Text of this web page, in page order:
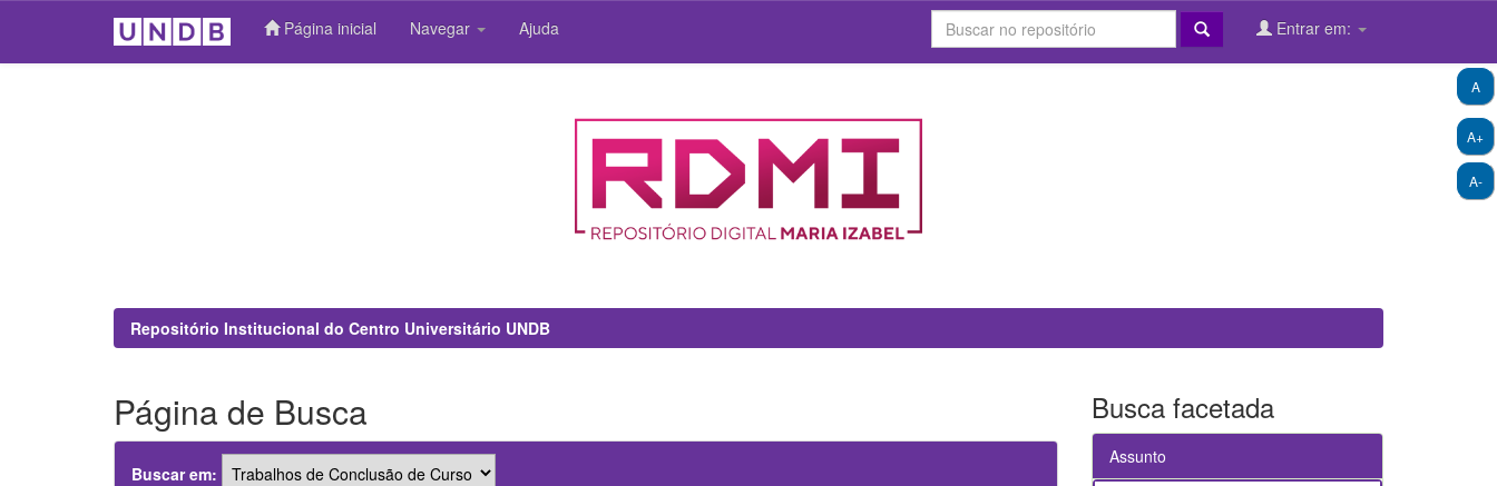
Página inicial Navegar Ajuda Entrar em:
A+
A-
A
Repositório Institucional do Centro Universitário UNDB
Página de Busca
Buscar em:
Busca facetada
Assunto